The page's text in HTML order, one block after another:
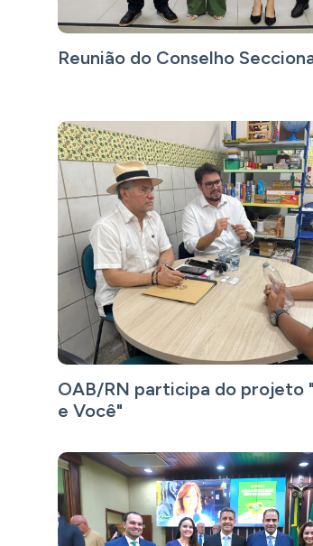
Reunião do Conselho
OAB/RN participa do projeto
e Você"